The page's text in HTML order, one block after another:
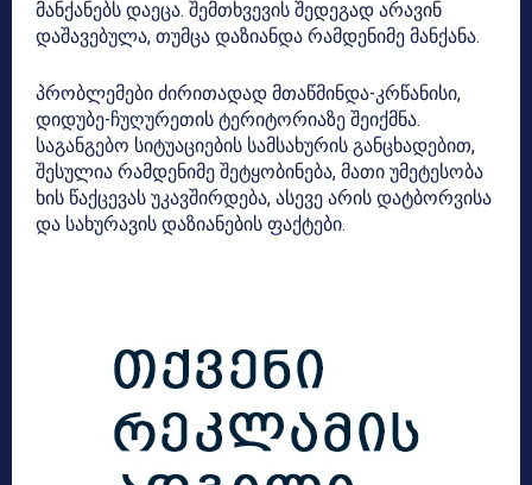
მანქანებს დაეცა. შემთხვევის შედეგად არავინ
დაშავებულა, თუმცა დაზიანდა რამდენიმე მანქანა.
პრობლემები ძირითადად მთაწმინდა-კრწანისი,
დიდუბე-ჩუღურეთის ტერიტორიაზე შეიქმნა.
საგანგებო სიტუაციების სამსახურის განცხადებით,
შესულია რამდენიმე შეტყობინება, მათი უმეტესობა
ხის წაქცევას უკავშირდება, ასევე არის დატბორვისა
და სახურავის დაზიანების ფაქტები.